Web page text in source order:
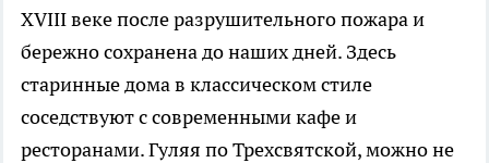
XVIII веке после разрушительного пожара и
бережно сохранена до наших дней. Здесь
старинные дома в классическом стиле
соседствуют с современными кафе и
ресторанами. Гуляя по Трехсвятской, можно не